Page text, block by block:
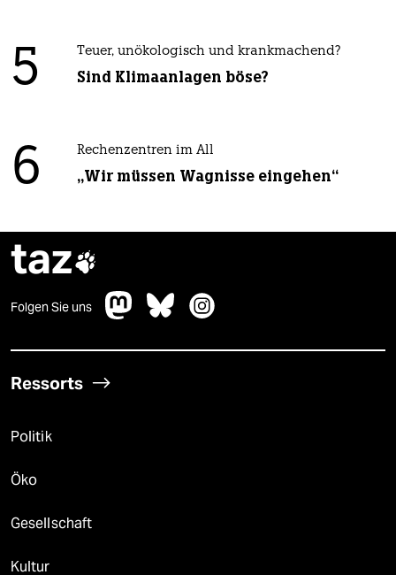
5 Teuer, unökologisch und krankmachend?
Sind Klimaanlagen böse?
6 Rechenzentren im All
„Wir müssen Wagnisse eingehen“
taz
Folgen Sie uns
Ressorts
Politik
Öko
Gesellschaft
Kultur